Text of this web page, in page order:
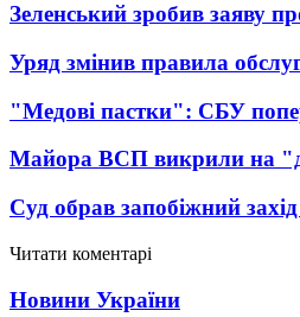
Зеленський зробив заяву
Уряд змінив правила
"Медові пастки": СБУ
Майора ВСП викрили на
Суд обрав запобіжний
Читати коментарі
Новини України